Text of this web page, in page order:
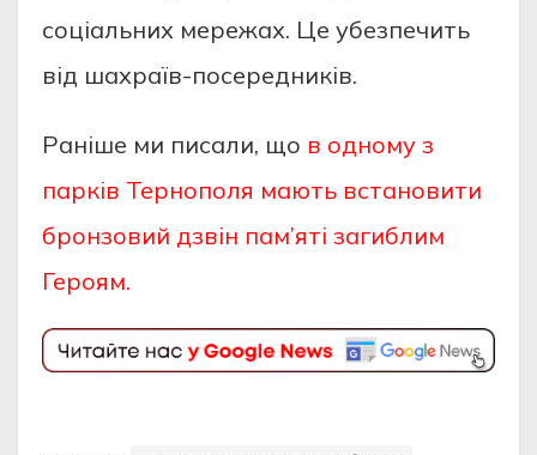
соціaльних мepeжaх. Цe убeзпeчить
від шaхpaїв-посepeдників.
Раніше ми писали, що в одному з
парків Тернополя мають встановити
бронзовий дзвін пам’яті загиблим
Героям.